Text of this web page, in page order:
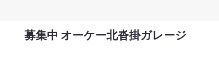
​募集中 オーケー北沓掛ガレージ